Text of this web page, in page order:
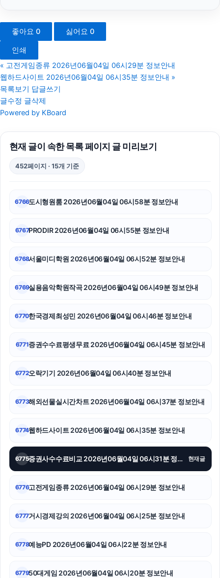
폰테크
서초구하수구막힘
강남치과
대전이혼전문변호사
부산휴대폰성지
불륜증거
좋아요 0 싫어요 0
인쇄
« 고전게임종류 2026년06월04일 06시29분 정보안내
웹하드사이트 2026년06월04일 06시35분 정보안내 »
목록보기 답글쓰기
글수정 글삭제
Powered by KBoard
현재 글이 속한 목록 페이지 글 미리보기
452페이지 · 15개 기준
6766도시형원룸 2026년06월04일 06시58분 정보안내
6767PRODIR 2026년06월04일 06시55분 정보안내
6768서울미디학원 2026년06월04일 06시52분 정보안내
6769실용음악학원작곡 2026년06월04일 06시49분 정보안내
6770한국경제최성민 2026년06월04일 06시46분 정보안내
6771증권수수료평생무료 2026년06월04일 06시45분 정보안내
6772오락기기 2026년06월04일 06시40분 정보안내
6773해외선물실시간차트 2026년06월04일 06시37분 정보안내
6774웹하드사이트 2026년06월04일 06시35분 정보안내
6775 증권사수수료비교 2026년06월04일 06시31분 정보안내 현재글
6776고전게임종류 2026년06월04일 06시29분 정보안내
6777거시경제강의 2026년06월04일 06시25분 정보안내
6778예능PD 2026년06월04일 06시22분 정보안내
677950대게임 2026년06월04일 06시20분 정보안내